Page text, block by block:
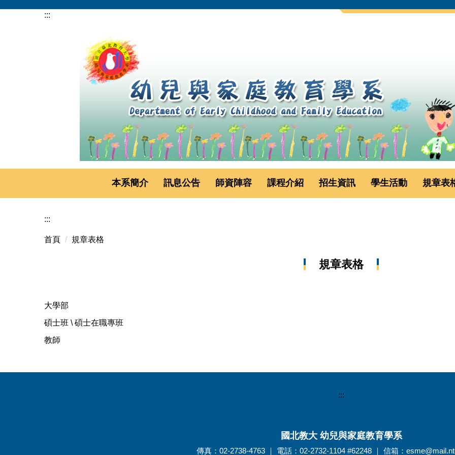
跳
:::
本系簡介 訊息公告 師資陣容 課程介紹 招生資訊 學生活動 規章表
:::
首頁 規章表格
規章表格
大學部
碩士班 \ 碩士在職專班
教師
:::
國北教大 幼兒與家庭教育學系
傳真：02-2738-4763 ｜ 電話：02-2732-1104 #62248 ｜ 信箱：